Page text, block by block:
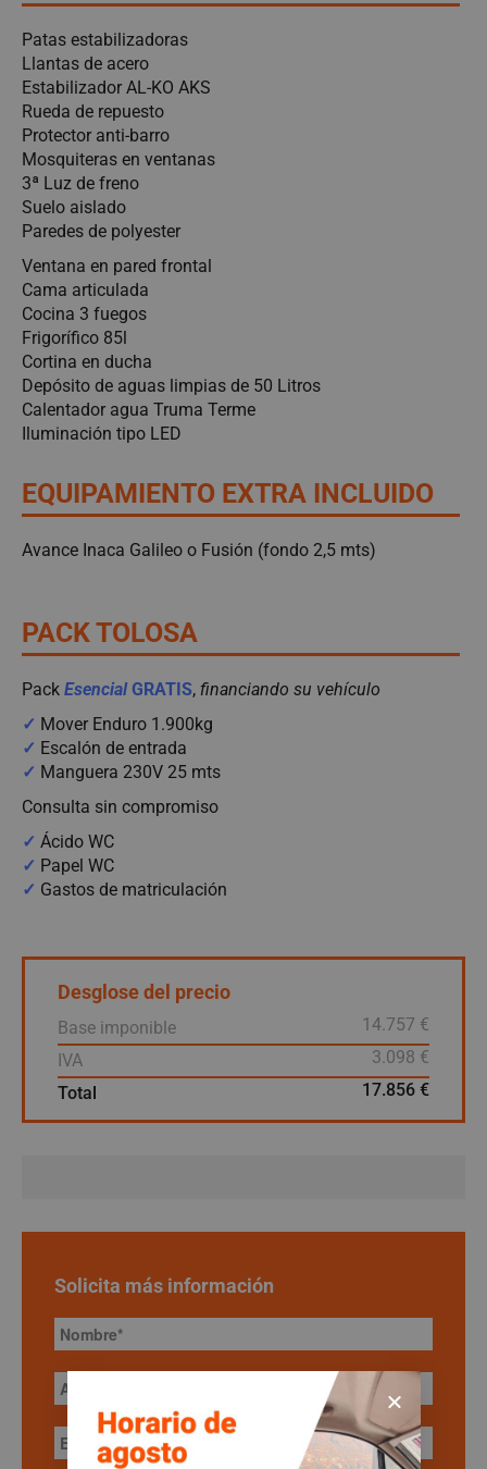
Patas estabilizadoras
Llantas de acero
Estabilizador AL-KO AKS
Rueda de repuesto
Protector anti-barro
Mosquiteras en ventanas
3ª Luz de freno
Suelo aislado
Paredes de polyester
Ventana en pared frontal
Cama articulada
Cocina 3 fuegos
Frigorífico 85l
Cortina en ducha
Depósito de aguas limpias de 50 Litros
Calentador agua Truma Terme
Iluminación tipo LED
EQUIPAMIENTO EXTRA INCLUIDO
Avance Inaca Galileo o Fusión (fondo 2,5 mts)
PACK TOLOSA
Pack EsencialGRATIS, financiando su vehículo
✓ Mover Enduro 1.900kg
✓ Escalón de entrada
✓ Manguera 230V 25 mts
Consulta sin compromiso
✓ Ácido WC
✓ Papel WC
✓ Gastos de matriculación
Desglose del precio
Base imponible
14.757 €
IVA
3.098 €
Total
17.856 €
Solicita más información